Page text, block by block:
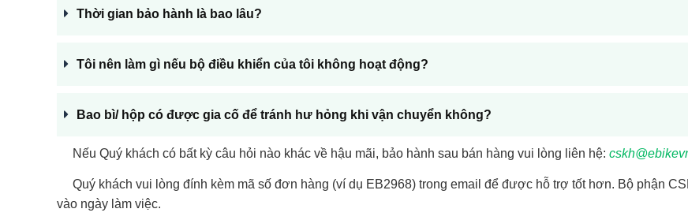
Xe đạp trợ lực Phoenix
eScooter | Scooter sân
GOLF
Xe đạp | Xe đạp gấp
Tin công nghệ
Thời gian bảo hành là bao lâu?
Tôi nên làm gì nếu bộ điều khiển của tôi không hoạt động?
Bao bì/ hộp có được gia cố để tránh hư hỏng khi vận chuyển không?
Nếu Quý khách có bất kỳ câu hỏi nào khác về hậu mãi, bảo hành sau bán hàng vui lòng liên hệ:
Quý khách vui lòng đính kèm mã số đơn hàng (ví dụ EB2968) trong email để được hỗ trợ tốt hơn. Bộ phận
vào ngày làm việc.